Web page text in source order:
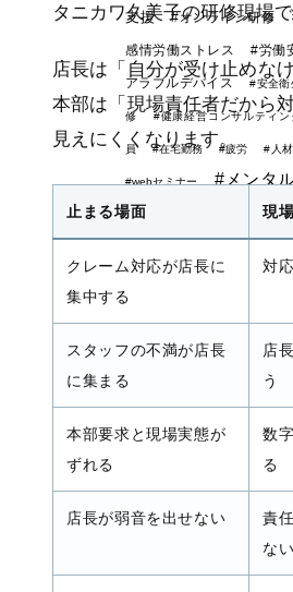
タニカワ久美子の研修現場
店長は「自分が受け止めな
本部は「現場責任者だから
見えにくくなります。
止まる場面 現
クレーム対応が店長に
集中する
対
スタッフの不満が店長
に集まる
店
う
本部要求と現場実態が
ずれる
数
る
店長が弱音を出せない
責
な
支援
#オンライン研修
感情労働ストレス #労働
アラブルデバイス #安全衛
修 #健康経営コンサルティン
員 #在宅勤務 #疲労 #人
#webセミナー
#メンタ
営
#バーンアウト
ラー
#生産性向上
ス
#ストレス度測定